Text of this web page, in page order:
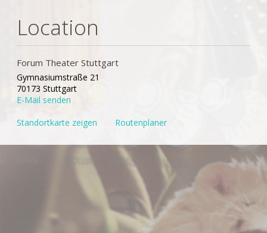
Location
Forum Theater Stuttgart
Gymnasiumstraße 21
70173 Stuttgart
E-Mail senden
Standortkarte zeigen Routenplaner